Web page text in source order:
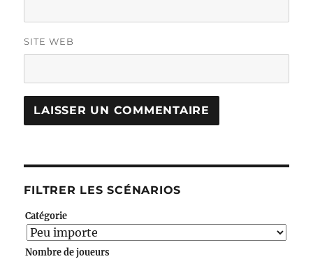
SITE WEB
FILTRER LES SCÉNARIOS
Catégorie
Nombre de joueurs